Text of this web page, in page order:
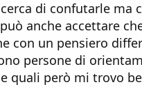
di confutarle ma
anche accettare
con un pensiero
persone di
quali però mi trovo